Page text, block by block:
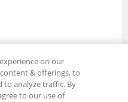
on our
& offerings, to
to analyze traffic. By
to our use of